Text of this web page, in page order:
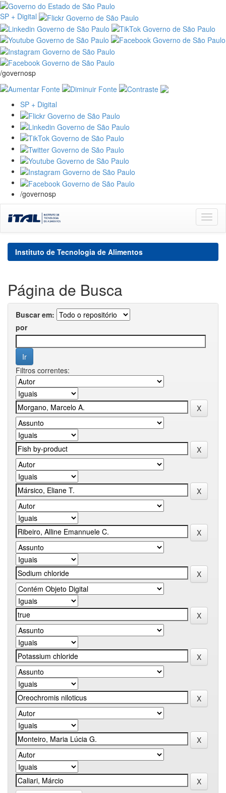
SP + Digital
/governosp
SP + Digital
/governosp
navigation
Instituto de Tecnologia de Alimentos
Página de Busca
Buscar em:
por
Filtros correntes: